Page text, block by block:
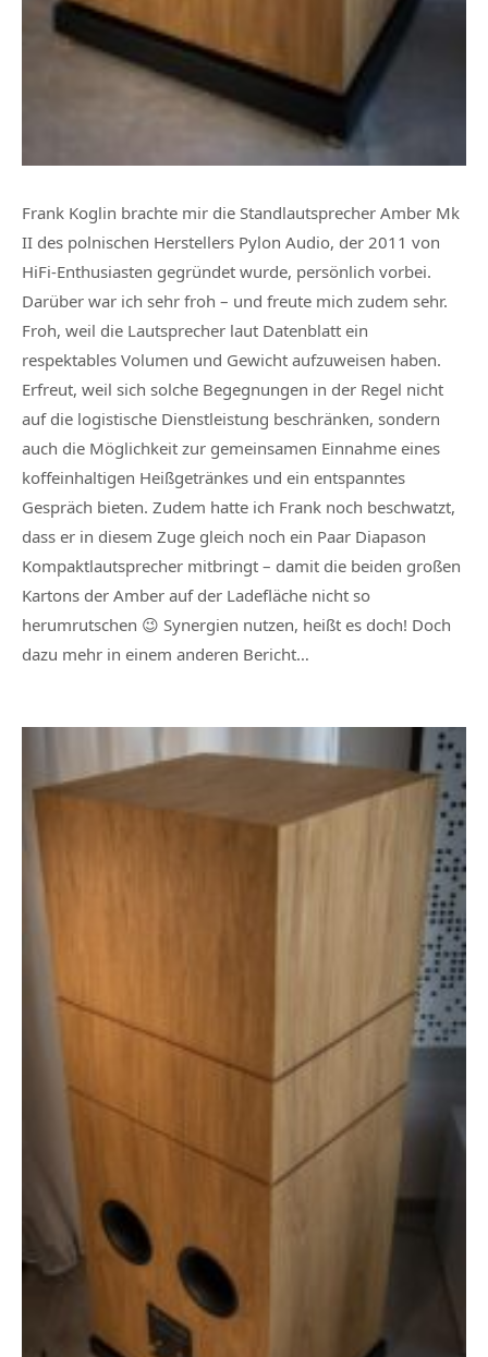
Frank Koglin brachte mir die Standlautsprecher Amber Mk
II des polnischen Herstellers Pylon Audio, der 2011 von
HiFi-Enthusiasten gegründet wurde, persönlich vorbei.
Darüber war ich sehr froh – und freute mich zudem sehr.
Froh, weil die Lautsprecher laut Datenblatt ein
respektables Volumen und Gewicht aufzuweisen haben.
Erfreut, weil sich solche Begegnungen in der Regel nicht
auf die logistische Dienstleistung beschränken, sondern
auch die Möglichkeit zur gemeinsamen Einnahme eines
koffeinhaltigen Heißgetränkes und ein entspanntes
Gespräch bieten. Zudem hatte ich Frank noch beschwatzt,
dass er in diesem Zuge gleich noch ein Paar Diapason
Kompaktlautsprecher mitbringt – damit die beiden großen
Kartons der Amber auf der Ladefläche nicht so
herumrutschen 😉 Synergien nutzen, heißt es doch! Doch
dazu mehr in einem anderen Bericht…